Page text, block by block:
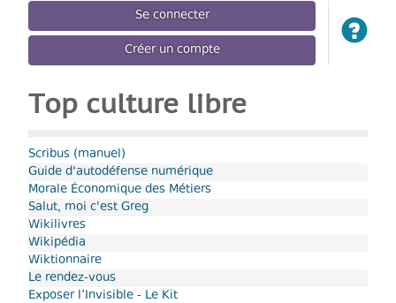
Se connecter
Créer un compte
Top culture libre
Scribus (manuel)
Guide d'autodéfense numérique
Morale Économique des Métiers
Salut, moi c'est Greg
Wikilivres
Wikipédia
Wiktionnaire
Le rendez-vous
Exposer l’Invisible - Le Kit